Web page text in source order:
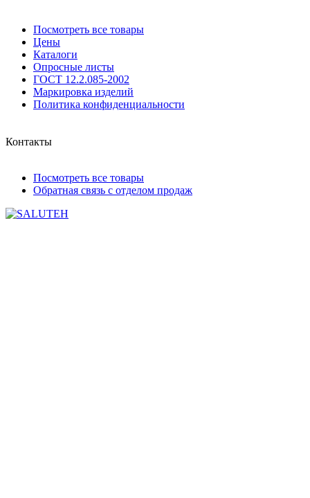
Посмотреть все товары
Цены
Каталоги
Опросные листы
ГОСТ 12.2.085-2002
Маркировка изделий
Политика конфиденциальности
Контакты
Посмотреть все товары
Обратная связь с отделом продаж